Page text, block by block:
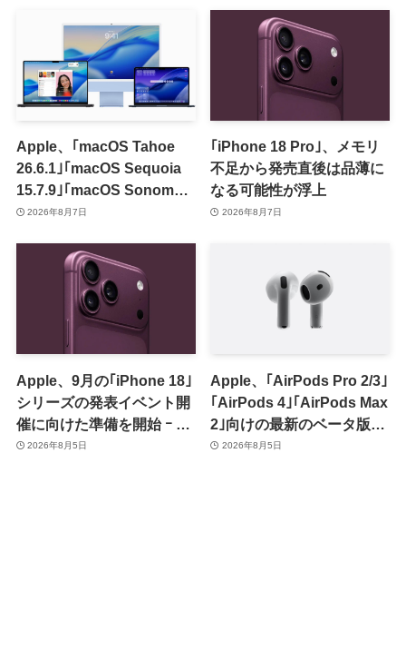
Apple、｢macOS Tahoe
26.6.1｣｢macOS Sequoia
15.7.9｣｢macOS Sonoma
14.8.9｣をリリース ｰ 画面共
2026年8月7日
｢iPhone 18 Pro｣、メモリ
不足から発売直後は品薄に
なる可能性が浮上
2026年8月7日
Apple、9月の｢iPhone 18｣
シリーズの発表イベント開
催に向けた準備を開始 ｰ 9
月8日か9月9日に開催見込
2026年8月5日
Apple、｢AirPods Pro 2/3｣
｢AirPods 4｣｢AirPods Max
2｣向けの最新のベータ版フ
ァームウェア｢9A5336b｣を
2026年8月5日